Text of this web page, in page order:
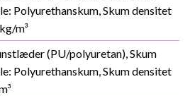
Polyurethanskum, Skum densitet
m³
(PU/polyuretan), Skum
Polyurethanskum, Skum densitet